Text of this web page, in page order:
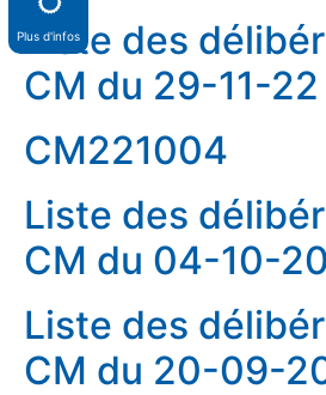
Liste des
CM du 29-11-22
CM221004
Liste des
CM du 04-10-
Liste des
CM du 20-09-
Plus d'infos